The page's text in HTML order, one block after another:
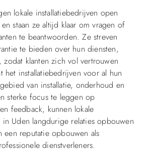
lokale installatiebedrijven open
staan ze altijd klaar om vragen of
te beantwoorden. Ze streven
te bieden over hun diensten,
klanten zich vol vertrouwen
het installatiebedrijven voor al hun
van installatie, onderhoud en
sterke focus te leggen op
feedback, kunnen lokale
in Uden langdurige relaties opbouwen
een reputatie opbouwen als
dienstverleners.